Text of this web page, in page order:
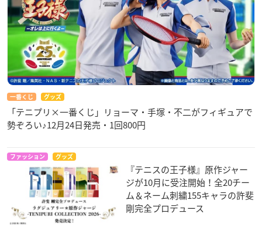
一番くじ グッズ
「テニプリ×一番くじ」リョーマ・手塚・不二がフィギュアで
勢ぞろい♪12月24日発売・1回800円
ファッション グッズ
『テニスの王子様』原作ジャー
ジが10月に受注開始！全20チー
ム＆ネーム刺繍155キャラの許斐
剛完全プロデュース